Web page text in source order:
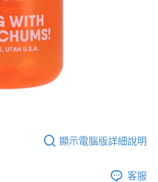
顯示電腦版詳細說明
客服